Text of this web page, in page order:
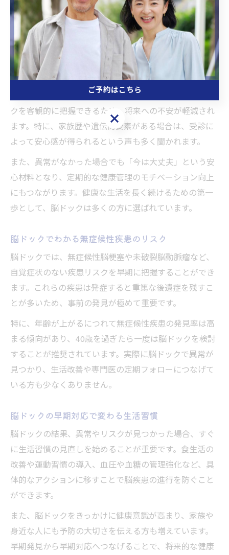
経過観察で対応します。こうした早期対応が、脳卒中や
認知症などの重篤な疾患を未然に防ぐ重要なステップと
なり、日常生活の質の維持にもつながります。
脳ドック受診がもたらす将来の安心感
脳ドックを受診することで、自分自身や家族の健康リス
クを客観的に把握できるため、将来への不安が軽減され
ます。特に、家族歴や遺伝的要素がある場合は、受診に
よって安心感が得られるという声も多く聞かれます。
また、異常がなかった場合でも「今は大丈夫」という安
心材料となり、定期的な健康管理のモチベーション向上
にもつながります。健康な生活を長く続けるための第一
歩として、脳ドックは多くの方に選ばれています。
脳ドックでわかる無症候性疾患のリスク
脳ドックでは、無症候性脳梗塞や未破裂脳動脈瘤など、
自覚症状のない疾患リスクを早期に把握することができ
ます。これらの疾患は発症すると重篤な後遺症を残すこ
とが多いため、事前の発見が極めて重要です。
特に、年齢が上がるにつれて無症候性疾患の発見率は高
まる傾向があり、40歳を過ぎたら一度は脳ドックを検討
することが推奨されています。実際に脳ドックで異常が
見つかり、生活改善や専門医の定期フォローにつなげて
いる方も少なくありません。
脳ドックの早期対応で変わる生活習慣
脳ドックの結果、異常やリスクが見つかった場合、すぐ
に生活習慣の見直しを始めることが重要です。食生活の
改善や運動習慣の導入、血圧や血糖の管理強化など、具
体的なアクションに移すことで脳疾患の進行を防ぐこと
ができます。
また、脳ドックをきっかけに健康意識が高まり、家族や
身近な人にも予防の大切さを伝える方も増えています。
早期発見から早期対応へつなげることで、将来的な健康
ご予約はこちら
ご予約はこちら